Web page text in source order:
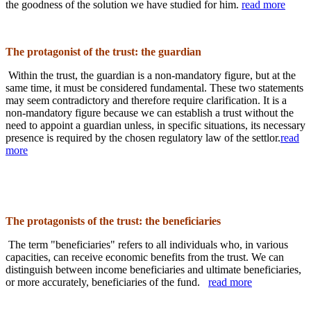
the goodness of the solution we have studied for him. read more
The protagonist of the trust: the guardian
Within the trust, the guardian is a non-mandatory figure, but at the
same time, it must be considered fundamental. These two statements
may seem contradictory and therefore require clarification. It is a
non-mandatory figure because we can establish a trust without the
need to appoint a guardian unless, in specific situations, its necessary
presence is required by the chosen regulatory law of the settlor.read
more
The protagonists of the trust: the beneficiaries
The term "beneficiaries" refers to all individuals who, in various
capacities, can receive economic benefits from the trust. We can
distinguish between income beneficiaries and ultimate beneficiaries,
or more accurately, beneficiaries of the fund.
read more